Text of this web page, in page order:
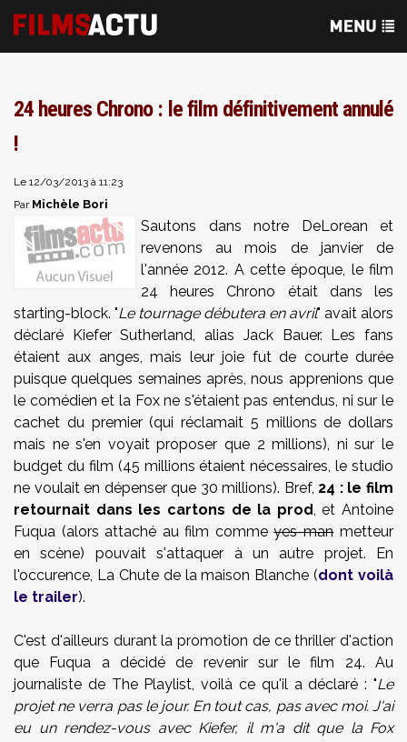
24 heures Chrono : le film définitivement annulé
!
Le 12/03/2013 à 11:23
Par Michèle Bori
Sautons dans notre DeLorean et
revenons au mois de janvier de
l'année 2012. A cette époque, le film
24 heures Chrono était dans les
starting-block. "Le tournage débutera en avril" avait alors
déclaré Kiefer Sutherland, alias Jack Bauer. Les fans
étaient aux anges, mais leur joie fut de courte durée
puisque quelques semaines après, nous apprenions que
le comédien et la Fox ne s'étaient pas entendus, ni sur le
cachet du premier (qui réclamait 5 millions de dollars
mais ne s'en voyait proposer que 2 millions), ni sur le
budget du film (45 millions étaient nécessaires, le studio
ne voulait en dépenser que 30 millions). Bref, 24 : le film
retournait dans les cartons de la prod, et Antoine
Fuqua (alors attaché au film commeyes-manmetteur
en scène) pouvait s'attaquer à un autre projet. En
l'occurence, La Chute de la maison Blanche (dont voilà
le trailer).
C'est d'ailleurs durant la promotion de ce thriller d'action
que Fuqua a décidé de revenir sur le film 24. Au
journaliste de The Playlist, voilà ce qu'il a déclaré : "Le
projet ne verra pas le jour. En tout cas, pas avec moi. J'ai
eu un rendez-vous avec Kiefer, il m'a dit que la Fox